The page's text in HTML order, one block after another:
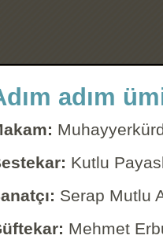
adım
Kutlu
Serap Mutlu
Mehmet